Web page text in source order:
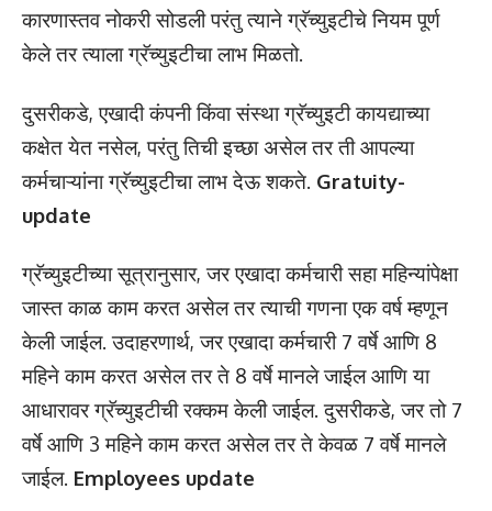
कारणास्तव नोकरी सोडली परंतु त्याने ग्रॅच्युइटीचे नियम पूर्ण
केले तर त्याला ग्रॅच्युइटीचा लाभ मिळतो.
दुसरीकडे, एखादी कंपनी किंवा संस्था ग्रॅच्युइटी कायद्याच्या
कक्षेत येत नसेल, परंतु तिची इच्छा असेल तर ती आपल्या
कर्मचाऱ्यांना ग्रॅच्युइटीचा लाभ देऊ शकते. Gratuity-
update
ग्रॅच्युइटीच्या सूत्रानुसार, जर एखादा कर्मचारी सहा महिन्यांपेक्षा
जास्त काळ काम करत असेल तर त्याची गणना एक वर्ष म्हणून
केली जाईल. उदाहरणार्थ, जर एखादा कर्मचारी 7 वर्षे आणि 8
महिने काम करत असेल तर ते 8 वर्षे मानले जाईल आणि या
आधारावर ग्रॅच्युइटीची रक्कम केली जाईल. दुसरीकडे, जर तो 7
वर्षे आणि 3 महिने काम करत असेल तर ते केवळ 7 वर्षे मानले
जाईल. Employees update